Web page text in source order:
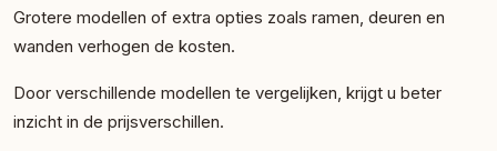
Grotere modellen of extra opties zoals ramen, deuren en
wanden verhogen de kosten.
Door verschillende modellen te vergelijken, krijgt u beter
inzicht in de prijsverschillen.